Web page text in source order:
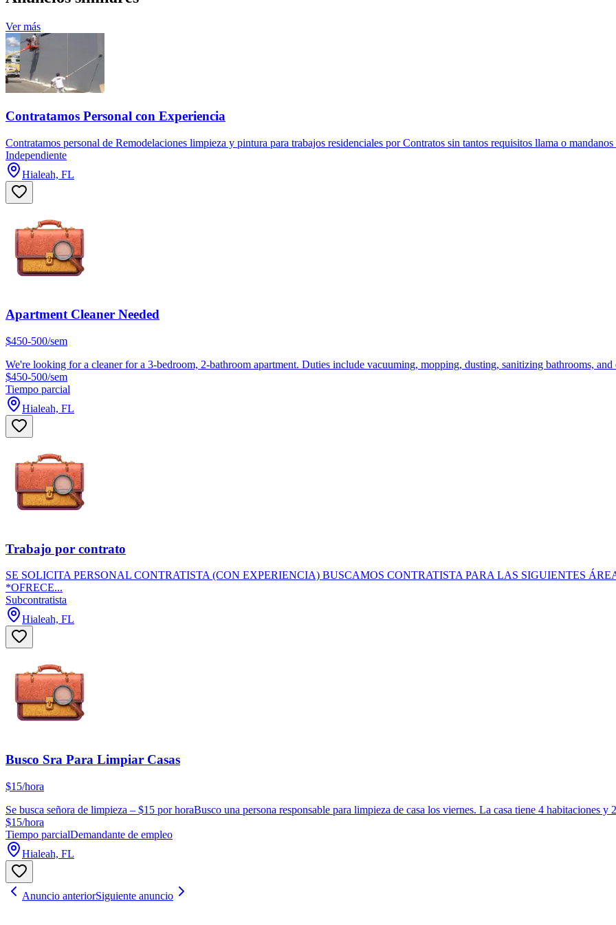
Ver más
Contratamos Personal con Experiencia
Contratamos personal de Remodelaciones limpieza y pintura para trabajos residenciales por Contratos sin tantos requisitos llama o mandanos
Independiente
Hialeah, FL
Apartment Cleaner Needed
$450-500/sem
We're looking for a cleaner for a 3-bedroom, 2-bathroom apartment. Duties include vacuuming, mopping, dusting, sanitizing bathrooms,
$450-500/sem
Tiempo parcial
Hialeah, FL
Trabajo por contrato
SE SOLICITA PERSONAL CONTRATISTA (CON EXPERIENCIA) BUSCAMOS CONTRATISTA PARA LAS SIGUIENTES
*OFRECE...
Subcontratista
Hialeah, FL
Busco Sra Para Limpiar Casas
$15/hora
Se busca señora de limpieza – $15 por horaBusco una persona responsable para limpieza de casa los viernes. La casa tiene 4 habitaciones y
$15/hora
Tiempo parcialDemandante de empleo
Hialeah, FL
Anuncio anteriorSiguiente anuncio